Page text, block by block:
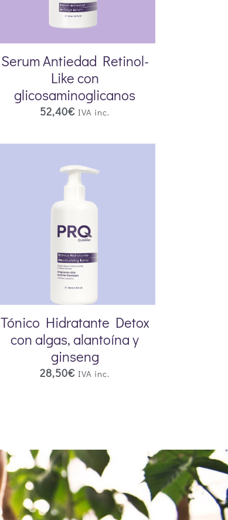
Serum Antiedad Retinol-
Like con
glicosaminoglicanos
52,40€ IVA inc.
Tónico Hidratante Detox
con algas, alantoína y
ginseng
28,50€ IVA inc.